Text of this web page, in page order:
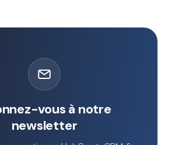
vous à notre
newsletter